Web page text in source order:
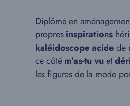
Diplômé en
propres inspirations
kaléidoscope acidede
ce côté m’as-tu vuet
les figures de la mode